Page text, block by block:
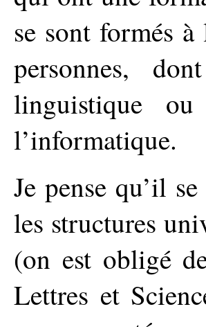
se sont formés
personnes,
linguistique
l’informatique.
Je pense qu’il
les structures
(on est obligé
Lettres et